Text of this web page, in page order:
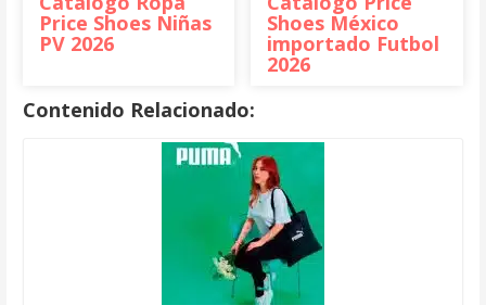
Price Shoes Niñas
PV 2026
Shoes México
importado Futbol
2026
Contenido Relacionado: